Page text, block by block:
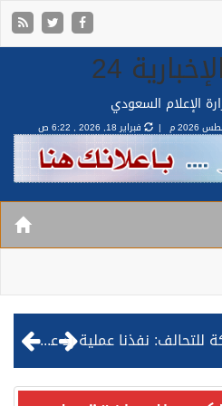
24
الإعلام السعودي
فبراير 18, 2026 , 6:22 ص
قيادة القوات المشتركة للتحالف: نفذنا عملية رد عسكري متناسبة لأهداف عسكرية مشروعة تابعة للمليشيا الحوثية الإرهابية في محافظة الحديدة
مصدر مسؤول بالهيئة العامة للنقل: استهداف السفينة السعودية NCC MASA خلال إبحارها في البحر الأحمر نتج عنه إصابة طفيفة في بدنها